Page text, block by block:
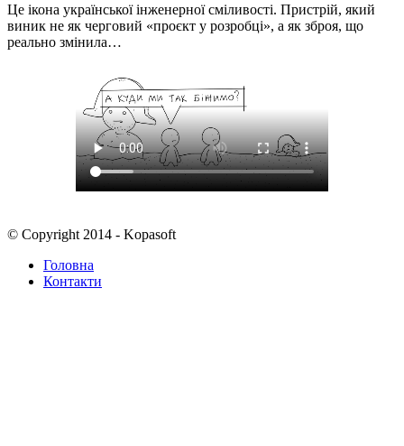
Це ікона української інженерної сміливості. Пристрій, який
виник не як черговий «проєкт у розробці», а як зброя, що
реально змінила…
© Copyright 2014 - Kopasoft
Головна
Контакти